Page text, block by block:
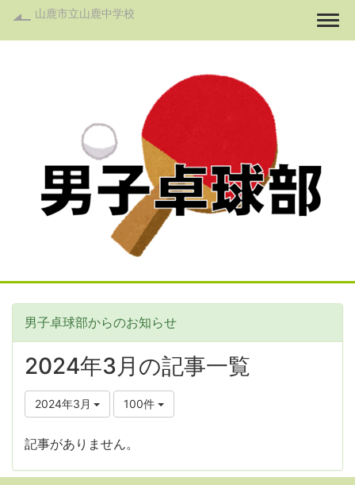
山鹿市立山鹿中学校
男子卓球部からのお知らせ
2024年3月の記事一覧
2024年3月 100件
記事がありません。